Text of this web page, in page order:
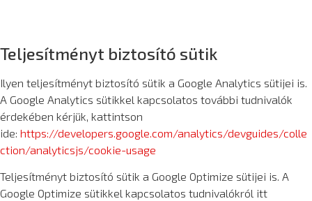
Teljesítményt biztosító sütik
Ilyen teljesítményt biztosító sütik a Google Analytics sütijei is.
A Google Analytics sütikkel kapcsolatos további tudnivalók
érdekében kérjük, kattintson
ide: https://developers.google.com/analytics/devguides/colle
ction/analyticsjs/cookie-usage
Teljesítményt biztosító sütik a Google Optimize sütijei is. A
Google Optimize sütikkel kapcsolatos tudnivalókról itt